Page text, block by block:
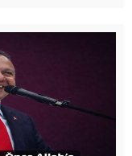
güçlü bir